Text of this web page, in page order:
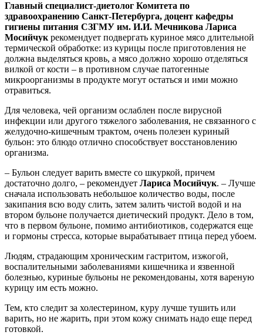
Главный специалист-диетолог Комитета по
здравоохранению Санкт-Петербурга, доцент кафедры
гигиены питания СЗГМУ им. И.И. Мечникова Лариса
Мосийчук рекомендует подвергать куриное мясо длительной
термической обработке: из курицы после приготовления не
должна выделяться кровь, а мясо должно хорошо отделяться
вилкой от кости – в противном случае патогенные
микроорганизмы в продукте могут остаться и ими можно
отравиться.
Для человека, чей организм ослаблен после вирусной
инфекции или другого тяжелого заболевания, не связанного с
желудочно-кишечным трактом, очень полезен куриный
бульон: это блюдо отлично способствует восстановлению
организма.
– Бульон следует варить вместе со шкуркой, причем
достаточно долго, – рекомендует Лариса Мосийчук. – Лучше
сначала использовать небольшое количество воды, после
закипания всю воду слить, затем залить чистой водой и на
втором бульоне получается диетический продукт. Дело в том,
что в первом бульоне, помимо антибиотиков, содержатся еще
и гормоны стресса, которые вырабатывает птица перед убоем.
Людям, страдающим хроническим гастритом, изжогой,
воспалительными заболеваниями кишечника и язвенной
болезнью, куриные бульоны не рекомендованы, хотя вареную
курицу им есть можно.
Тем, кто следит за холестерином, куру лучше тушить или
варить, но не жарить, при этом кожу снимать надо еще перед
готовкой.